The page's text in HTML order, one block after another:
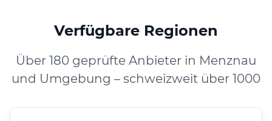
Verfügbare Regionen
Über 180 geprüfte Anbieter in Menznau
und Umgebung – schweizweit über 1000